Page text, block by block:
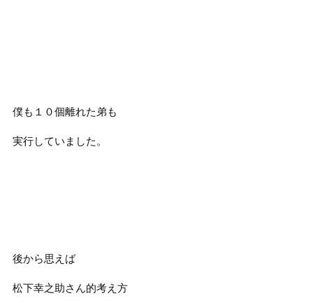
僕も１０個離れた弟も
実行していました。
後から思えば
松下幸之助さん的考え方